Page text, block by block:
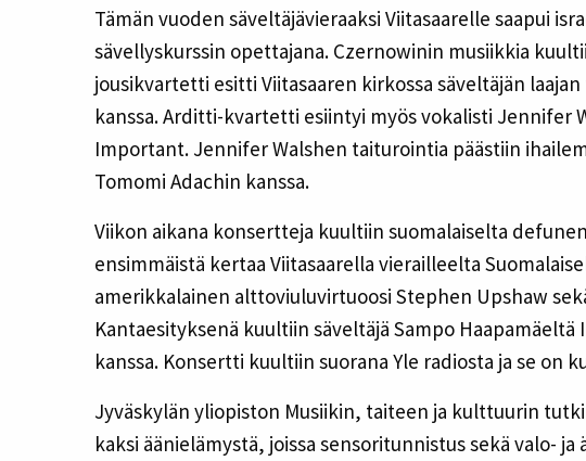
Tämän vuoden säveltäjävieraaksi Viitasaarelle saapui
sävellyskurssin opettajana. Czernowinin musiikkia
jousikvartetti esitti Viitasaaren kirkossa säveltäjän
kanssa. Arditti-kvartetti esiintyi myös vokalisti Jennifer
Important. Jennifer Walshen taiturointia päästiin
Tomomi Adachin kanssa.
Viikon aikana konsertteja kuultiin suomalaiselta
ensimmäistä kertaa Viitasaarella vierailleelta
amerikkalainen alttoviuluvirtuoosi Stephen Upshaw
Kantaesityksenä kuultiin säveltäjä Sampo Haapamäeltä
kanssa. Konsertti kuultiin suorana Yle radiosta ja se on
Jyväskylän yliopiston Musiikin, taiteen ja kulttuurin
kaksi äänielämystä, joissa sensoritunnistus sekä valo-